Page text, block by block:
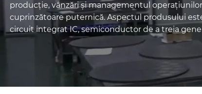
producție, vânzări și managementul
cuprinzătoare puternică. Aspectul produsului
circuit integrat IC, semiconductor de a treia